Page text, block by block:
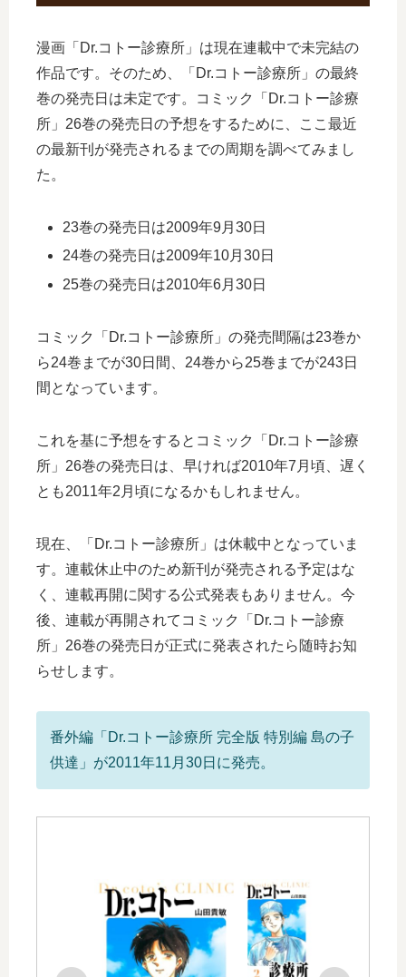
漫画「Dr.コトー診療所」は現在連載中で未完結の
作品です。そのため、「Dr.コトー診療所」の最終
巻の発売日は未定です。コミック「Dr.コトー診療
所」26巻の発売日の予想をするために、ここ最近
の最新刊が発売されるまでの周期を調べてみまし
た。
23巻の発売日は2009年9月30日
24巻の発売日は2009年10月30日
25巻の発売日は2010年6月30日
コミック「Dr.コトー診療所」の発売間隔は23巻か
ら24巻までが30日間、24巻から25巻までが243日
間となっています。
これを基に予想をするとコミック「Dr.コトー診療
所」26巻の発売日は、早ければ2010年7月頃、遅く
とも2011年2月頃になるかもしれません。
現在、「Dr.コトー診療所」は休載中となっていま
す。連載休止中のため新刊が発売される予定はな
く、連載再開に関する公式発表もありません。今
後、連載が再開されてコミック「Dr.コトー診療
所」26巻の発売日が正式に発表されたら随時お知
らせします。
番外編「Dr.コトー診療所 完全版 特別編 島の子
供達」が2011年11月30日に発売。